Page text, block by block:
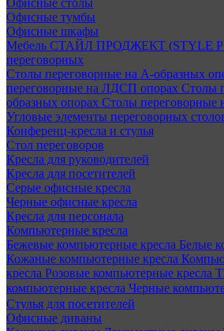
Офисные столы
Офисные тумбы
Офисные шкафы
Мебель СТАЙЛ ПРОДЖЕКТ (STYLE
переговорных
Столы переговорные на А-образных
переговорные на ЛДСП опорах Столы
образных опорах Столы переговорные
Угловые элементы переговорных
Конференц-кресла и стулья
Стол переговоров
Кресла для руководителей
Кресла для посетителей
Серые офисные кресла
Черные офисные кресла
Кресла для персонала
Компьютерные кресла
Бежевые компьютерные кресла Белые
Кожаные компьютерные кресла
кресла Розовые компьютерные кресла
компьютерные кресла Черные
Стулья для посетителей
Офисные диваны